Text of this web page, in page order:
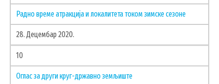
ЗАПОСЛЕНИ У ОПШТИНСКОЈ УПРАВИ
ВАЖНИ ТЕЛЕФОНИ
ПОСТАВИТЕ ПИТАЊЕ
ПРЕТРАЖИ
Радно време атракција и локалитета током зимске сезоне
28. Децембар 2020.
10
Оглас за други круг-државно земљиште